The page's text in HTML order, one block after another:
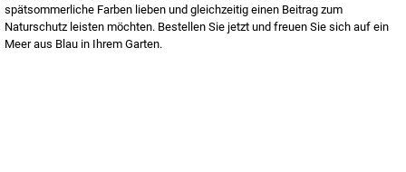
spätsommerliche Farben lieben und gleichzeitig einen Beitrag zum
Naturschutz leisten möchten. Bestellen Sie jetzt und freuen Sie sich auf ein
Meer aus Blau in Ihrem Garten.